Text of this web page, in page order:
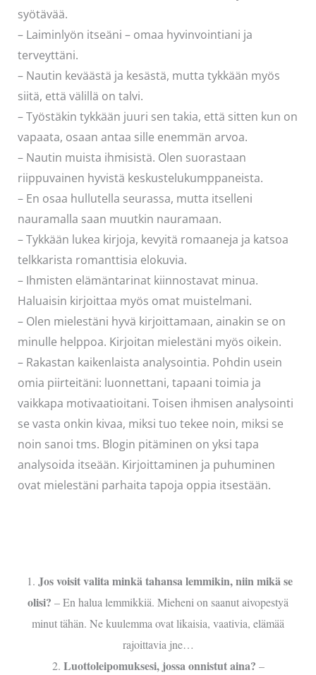
syötävää.
– Laiminlyön itseäni – omaa hyvinvointiani ja
terveyttäni.
– Nautin keväästä ja kesästä, mutta tykkään myös
siitä, että välillä on talvi.
– Työstäkin tykkään juuri sen takia, että sitten kun on
vapaata, osaan antaa sille enemmän arvoa.
– Nautin muista ihmisistä. Olen suorastaan
riippuvainen hyvistä keskustelukumppaneista.
– En osaa hullutella seurassa, mutta itselleni
nauramalla saan muutkin nauramaan.
– Tykkään lukea kirjoja, kevyitä romaaneja ja katsoa
telkkarista romanttisia elokuvia.
– Ihmisten elämäntarinat kiinnostavat minua.
Haluaisin kirjoittaa myös omat muistelmani.
– Olen mielestäni hyvä kirjoittamaan, ainakin se on
minulle helppoa. Kirjoitan mielestäni myös oikein.
– Rakastan kaikenlaista analysointia. Pohdin usein
omia piirteitäni: luonnettani, tapaani toimia ja
vaikkapa motivaatioitani. Toisen ihmisen analysointi
se vasta onkin kivaa, miksi tuo tekee noin, miksi se
noin sanoi tms. Blogin pitäminen on yksi tapa
analysoida itseään. Kirjoittaminen ja puhuminen
ovat mielestäni parhaita tapoja oppia itsestään.
1. Jos voisit valita minkä tahansa lemmikin, niin mikä se
olisi? – En halua lemmikkiä. Mieheni on saanut aivopestyä
minut tähän. Ne kuulemma ovat likaisia, vaativia, elämää
rajoittavia jne…
2. Luottoleipomuksesi, jossa onnistut aina? –